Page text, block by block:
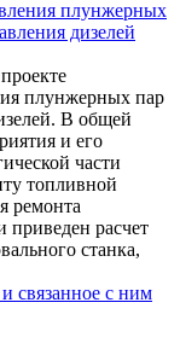
плунжерных
дизелей
плунжерных пар
В общей
и его
части
топливной
ремонта
приведен расчет
станка,
связанное с ним